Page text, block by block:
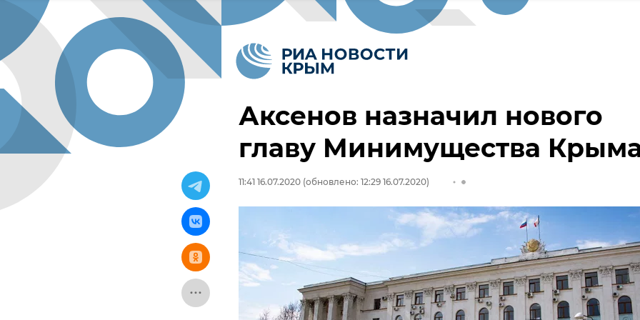
Аксенов назначил нового
главу Минимущества
11:41 16.07.2020 (обновлено: 12:29 16.07.2020)